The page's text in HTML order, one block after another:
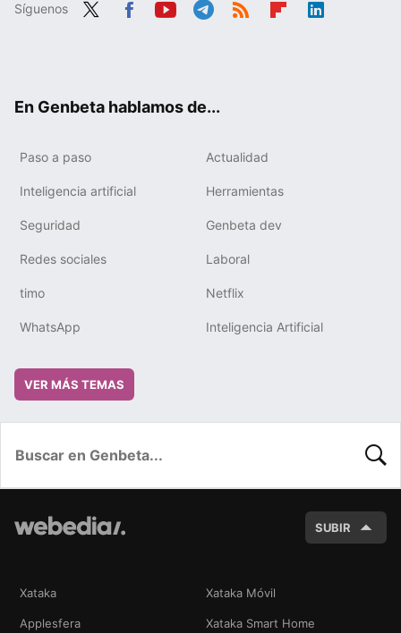
Síguenos
En Genbeta hablamos de...
Paso a paso Actualidad
Inteligencia artificial Herramientas
Seguridad Genbeta dev
Redes sociales Laboral
timo Netflix
WhatsApp Inteligencia Artificial
VER MÁS TEMAS
SUBIR
Xataka Xataka Móvil
Applesfera Xataka Smart Home